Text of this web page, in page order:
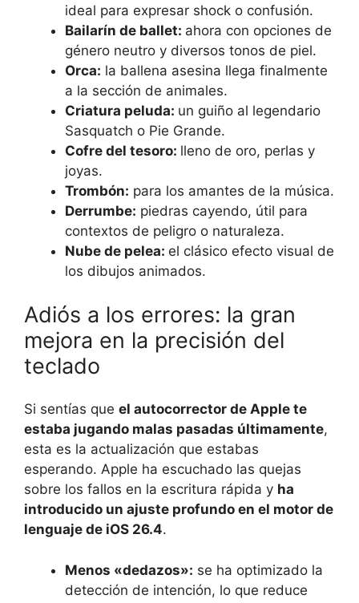
ideal para expresar shock o confusión.
Bailarín de ballet: ahora con opciones de
género neutro y diversos tonos de piel.
Orca: la ballena asesina llega finalmente
a la sección de animales.
Criatura peluda: un guiño al legendario
Sasquatch o Pie Grande.
Cofre del tesoro: lleno de oro, perlas y
joyas.
Trombón: para los amantes de la música.
Derrumbe: piedras cayendo, útil para
contextos de peligro o naturaleza.
Nube de pelea: el clásico efecto visual de
los dibujos animados.
Adiós a los errores: la gran
mejora en la precisión del
teclado
Si sentías que el autocorrector de Apple te
estaba jugando malas pasadas últimamente,
esta es la actualización que estabas
esperando. Apple ha escuchado las quejas
sobre los fallos en la escritura rápida y ha
introducido un ajuste profundo en el motor de
lenguaje de iOS 26.4.
Menos «dedazos»: se ha optimizado la
detección de intención, lo que reduce